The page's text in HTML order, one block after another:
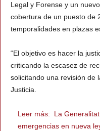
Legal y Forense y un
cobertura de un puesto de
temporalidades en plazas
“El objetivo es hacer la
criticando la escasez de
solicitando una revisión de
Justicia.
Leer más:
La
emergencias en nueva